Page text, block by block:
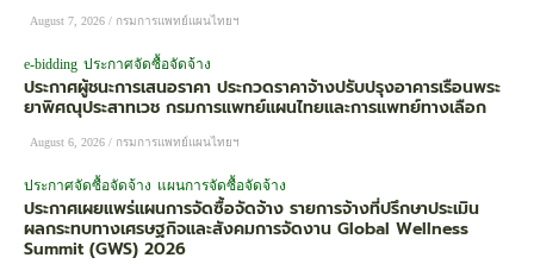
August 7, 2026 / กรมการแพทย์แผนไทยฯ
e-bidding ประกาศจัดซื้อจัดจ้าง
ประกาศผู้ชนะการเสนอราคา ประกวดราคาจ้างปรับปรุงอาคารเรือนพระ
ยาพิศณุประสาทเวช กรมการแพทย์แผนไทยและการแพทย์ทางเลือก
August 6, 2026 / กรมการแพทย์แผนไทยฯ
ประกาศจัดซื้อจัดจ้าง แผนการจัดซื้อจัดจ้าง
ประกาศเผยแพร่แผนการจัดซื้อจัดจ้าง รายการจ้างที่ปรึกษาประเมิน
ผลกระทบทางเศรษฐกิจและสังคมการจัดงาน Global Wellness
Summit (GWS) 2026